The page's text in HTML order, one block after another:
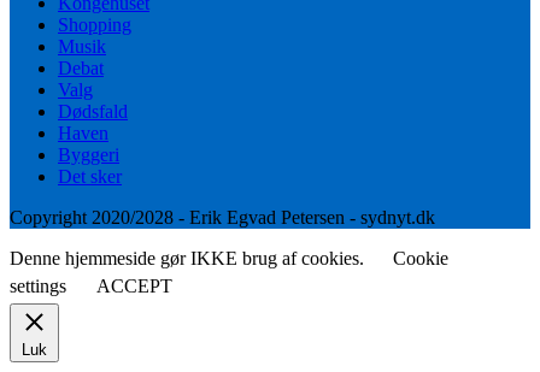
Shopping
Musik
Debat
Valg
Dødsfald
Haven
Byggeri
Det sker
Copyright 2020/2028 - Erik Egvad Petersen - sydnyt.dk
Denne hjemmeside gør IKKE brug af cookies.
Cookie
settings
ACCEPT
Luk